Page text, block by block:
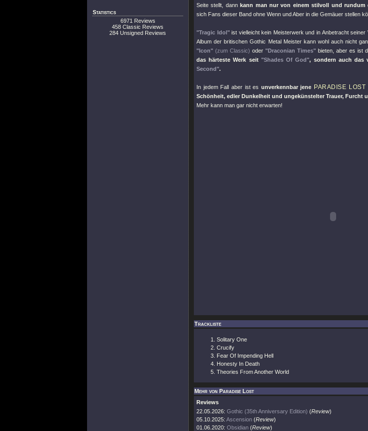
Statistics
6971 Reviews
458 Classic Reviews
284 Unsigned Reviews
Seite stellt, dannkann man nur von einem stilvoll und rundum
sich Fans dieser Band ohne Wenn und Aber in die Gemäuer stellen
"Tragic Idol"ist vielleicht kein Meisterwerk und in Anbetracht
Album der britischen Gothic Metal Meister kann wohl auch nicht
"Icon" (zum Classic) oder "Draconian Times" bieten, aber es ist
das härteste Werk seit "Shades Of God", sondern auch das
Second".
In jedem Fall aber ist es unverkennbar jene PARADISE LOST
Schönheit, edler Dunkelheit und ungekünstelter Trauer, Furcht
Mehr kann man gar nicht erwarten!
Trackliste
Solitary One
Crucify
Fear Of Impending Hell
Honesty In Death
Theories From Another World
Mehr von Paradise Lost
Reviews
22.05.2026: Gothic (35th Anniversary Edition) (Review)
05.10.2025: Ascension (Review)
01.06.2020: Obsidian (Review)